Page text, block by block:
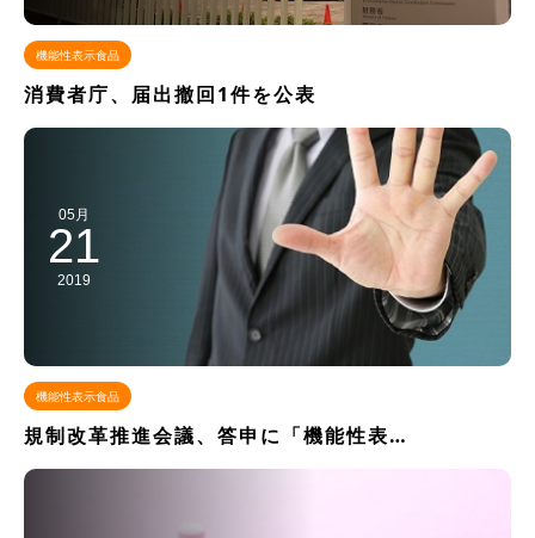
機能性表示食品
消費者庁、届出撤回1件を公表
05月
21
2019
機能性表示食品
規制改革推進会議、答申に「機能性表…